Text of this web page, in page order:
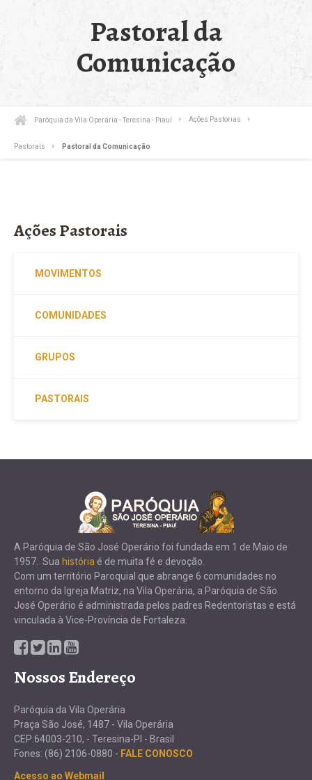
Pastoral da
Comunicação
Paróquia da Vila Operária - Teresina - Piauí Ações Pastorias
Pastorais Pastoral da Comunicação
Ações Pastorais
MOVIMENTOS
COMUNIDADES
GRUPOS
PASTORAIS
A Paróquia de São José Operário foi fundada em 1 de Maio de
1957. Sua história é de muita fé e devoção.
Com um território Paroquial que abrange 6 comunidades no
entorno da Igreja Matriz, na Vila Operária, a Paróquia de São
José Operário é administrada pelos padres Redentoristas e está
vinculada à Vice-Província de Fortaleza.
Nossos Endereço
Paróquia da Vila Operária
Praça São José, 1487 - Vila Operária
CEP:64003-210, - Teresina-PI - Brasil
Fones: (86) 2106-0880 - FALE CONOSCO
Acesso ao Webmail